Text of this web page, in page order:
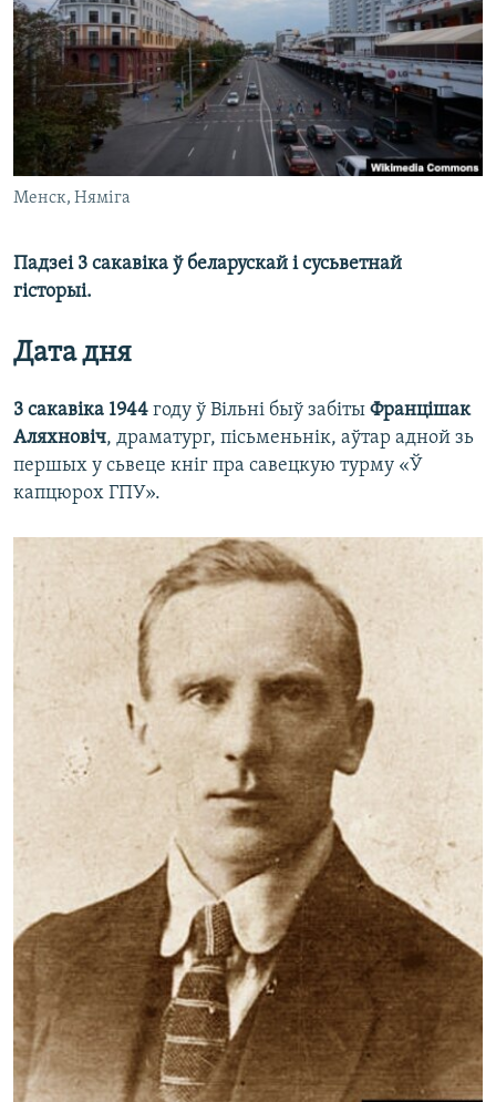
КУЛЬТУРА
КАЛЯНДАР
МОВА
НА ХВАЛЯХ СВАБОДЫ
Менск, Няміга
Падзеі 3 сакавіка ў беларускай і сусьветнай
гісторыі.
Дата дня
3 сакавіка 1944 году ў Вільні быў забіты Францішак
Аляхновіч, драматург, пісьменьнік, аўтар адной зь
першых у сьвеце кніг пра савецкую турму «Ў
капцюрох ГПУ».